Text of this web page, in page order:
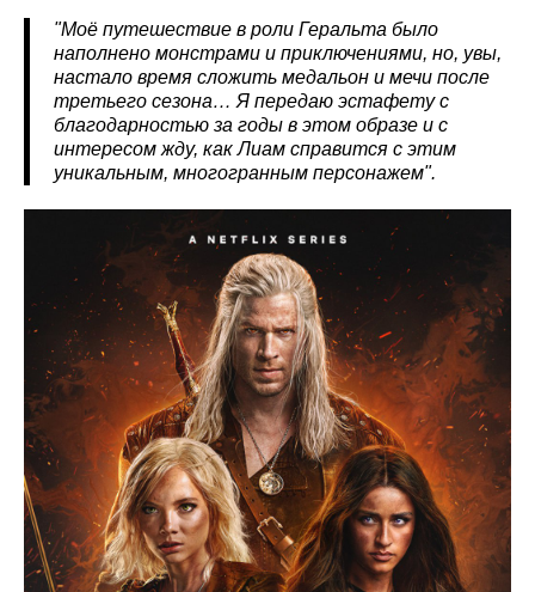
"Моё путешествие в роли Геральта было
наполнено монстрами и приключениями, но, увы,
настало время сложить медальон и мечи после
третьего сезона… Я передаю эстафету с
благодарностью за годы в этом образе и с
интересом жду, как Лиам справится с этим
уникальным, многогранным персонажем".